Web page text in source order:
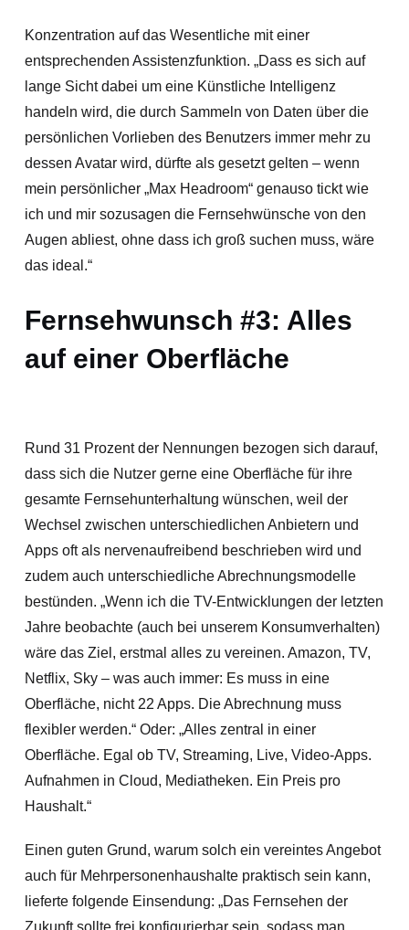
Konzentration auf das Wesentliche mit einer
entsprechenden Assistenzfunktion. „Dass es sich auf
lange Sicht dabei um eine Künstliche Intelligenz
handeln wird, die durch Sammeln von Daten über die
persönlichen Vorlieben des Benutzers immer mehr zu
dessen Avatar wird, dürfte als gesetzt gelten – wenn
mein persönlicher „Max Headroom“ genauso tickt wie
ich und mir sozusagen die Fernsehwünsche von den
Augen abliest, ohne dass ich groß suchen muss, wäre
das ideal.“
Fernsehwunsch #3: Alles
auf einer Oberfläche
Rund 31 Prozent der Nennungen bezogen sich darauf,
dass sich die Nutzer gerne eine Oberfläche für ihre
gesamte Fernsehunterhaltung wünschen, weil der
Wechsel zwischen unterschiedlichen Anbietern und
Apps oft als nervenaufreibend beschrieben wird und
zudem auch unterschiedliche Abrechnungsmodelle
bestünden. „Wenn ich die TV-Entwicklungen der letzten
Jahre beobachte (auch bei unserem Konsumverhalten)
wäre das Ziel, erstmal alles zu vereinen. Amazon, TV,
Netflix, Sky – was auch immer: Es muss in eine
Oberfläche, nicht 22 Apps. Die Abrechnung muss
flexibler werden.“ Oder: „Alles zentral in einer
Oberfläche. Egal ob TV, Streaming, Live, Video-Apps.
Aufnahmen in Cloud, Mediatheken. Ein Preis pro
Haushalt.“
Einen guten Grund, warum solch ein vereintes Angebot
auch für Mehrpersonenhaushalte praktisch sein kann,
lieferte folgende Einsendung: „Das Fernsehen der
Zukunft sollte frei konfigurierbar sein, sodass man